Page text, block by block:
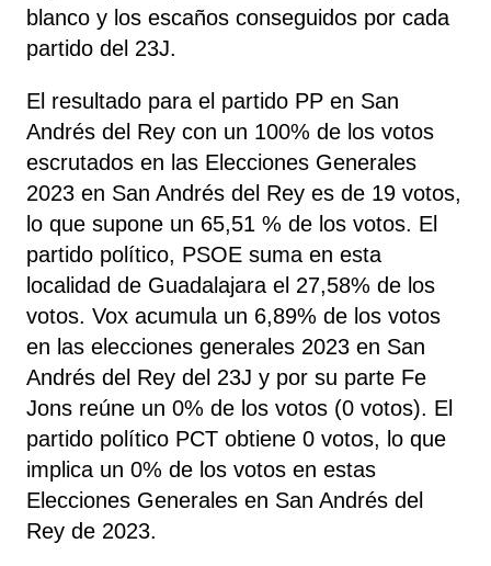
blanco y los escaños conseguidos por cada
partido del 23J.
El resultado para el partido PP en San
Andrés del Rey con un 100% de los votos
escrutados en las Elecciones Generales
2023 en San Andrés del Rey es de 19 votos,
lo que supone un 65,51 % de los votos. El
partido político, PSOE suma en esta
localidad de Guadalajara el 27,58% de los
votos. Vox acumula un 6,89% de los votos
en las elecciones generales 2023 en San
Andrés del Rey del 23J y por su parte Fe
Jons reúne un 0% de los votos (0 votos). El
partido político PCT obtiene 0 votos, lo que
implica un 0% de los votos en estas
Elecciones Generales en San Andrés del
Rey de 2023.